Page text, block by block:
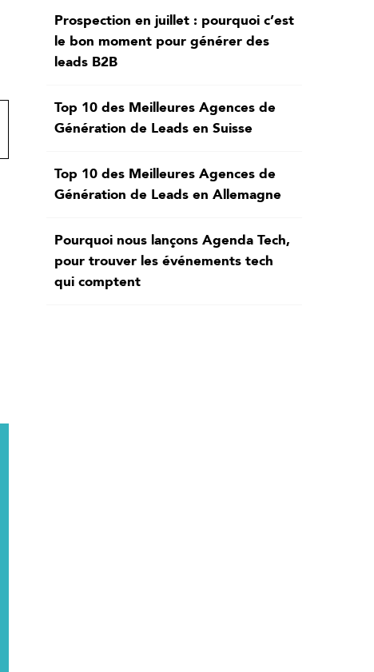
Prospection en juillet : pourquoi c’est
le bon moment pour générer des
leads B2B
Top 10 des Meilleures Agences de
Génération de Leads en Suisse
Top 10 des Meilleures Agences de
Génération de Leads en Allemagne
Pourquoi nous lançons Agenda Tech,
pour trouver les événements tech
qui comptent